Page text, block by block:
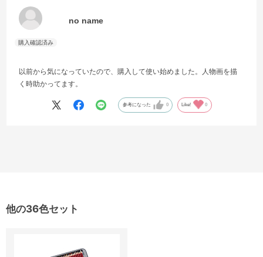
no name
以前から気になっていたので、購入して使い始めました。人物画を描
く時助かってます。
参考になった 0 Like! 0
他の36色セット